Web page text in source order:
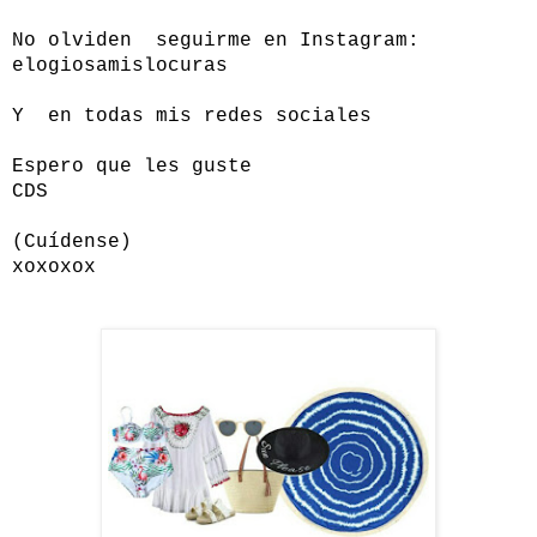
No olviden seguirme en Instagram:
elogiosamislocuras
Y en todas mis redes sociales
Espero que les guste
CDS
(Cuídense)
xoxoxox